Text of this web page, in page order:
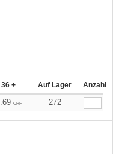
36 + Auf Lager Anzahl
CHF 272